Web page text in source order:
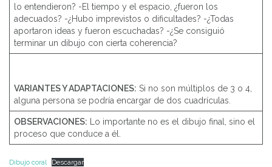
lo entendieron? -El tiempo y el espacio, ¿fueron los
adecuados? -¿Hubo imprevistos o dificultades? -¿Todas
aportaron ideas y fueron escuchadas? -¿Se consiguió
terminar un dibujo con cierta coherencia?
VARIANTES Y ADAPTACIONES: Si no son múltiplos de 3 o 4,
alguna persona se podría encargar de dos cuadrículas.
OBSERVACIONES: Lo importante no es el dibujo final, sino el
proceso que conduce a él.
Dibujo coral
Descargar